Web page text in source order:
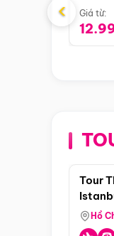
Giá từ:
‹
Tour
Hồ